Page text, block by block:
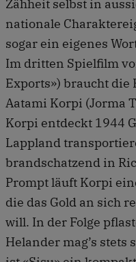
Zähheit selbst in
nationale
sogar ein eigenes
Im dritten Spielfilm
Exports») braucht die
Aatami Korpi (Jorma
Korpi entdeckt 1944
Lappland
brandschatzend in
Prompt läuft Korpi
die das Gold an sich
will. In der Folge
Helander mag’s